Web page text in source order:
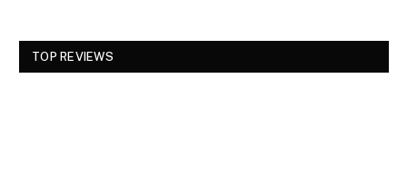
TOP REVIEWS